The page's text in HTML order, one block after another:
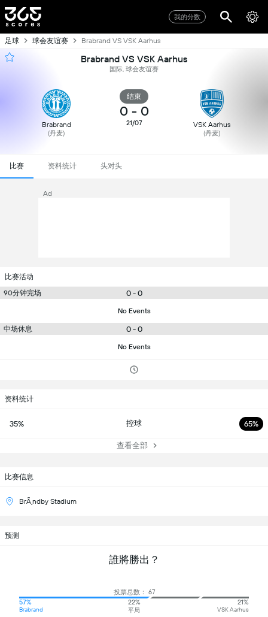
我的分数
足球 球会友谊赛 Brabrand VS VSK Aarhus
Brabrand VS VSK Aarhus
国际, 球会友谊赛
Brabrand
(丹麦)
结束
0 - 0
21/07 VSK Aarhus
(丹麦)
比赛 资料统计 头对头
Ad
比赛活动
90分钟完场
0 - 0
No Events
中场休息 0 - 0
No Events
资料统计
35% 控球 65%
查看全部
比赛信息
BrÃ¸ndby Stadium
预测
誰將勝出？
投票总数： 67
57%
Brabrand
22%
平局
21%
VSK Aarhus